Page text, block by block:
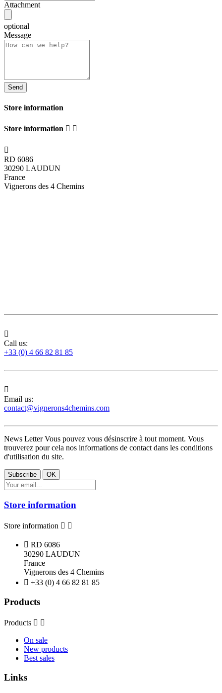
Attachment
optional
Message
Store information
Store information  

RD 6086
30290 LAUDUN
France
Vignerons des 4 Chemins

Call us:
+33 (0) 4 66 82 81 85

Email us:
contact@vignerons4chemins.com
News LetterVous pouvez vous désinscrire à tout moment. Vous
trouverez pour cela nos informations de contact dans les conditions
d'utilisation du site.
Store information
Store information  
 RD 6086
30290 LAUDUN
France
Vignerons des 4 Chemins
 +33 (0) 4 66 82 81 85
Products
Products  
On sale
New products
Best sales
Links